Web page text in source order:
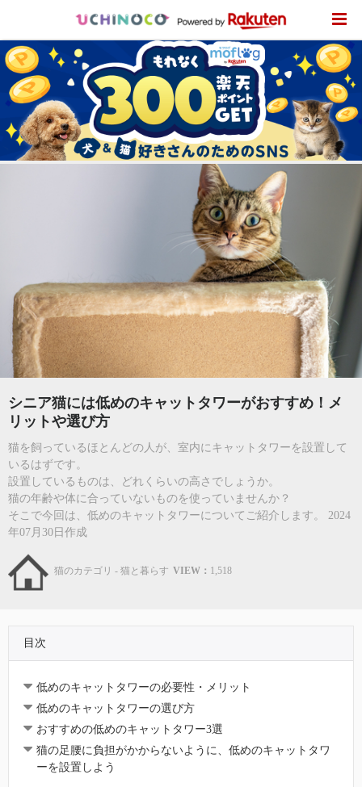
シニア猫には低めのキャットタワーがおすすめ！メ
リットや選び方
猫を飼っているほとんどの人が、室内にキャットタワーを設置して
いるはずです。
設置しているものは、どれくらいの高さでしょうか。
猫の年齢や体に合っていないものを使っていませんか？
そこで今回は、低めのキャットタワーについてご紹介します。 2024
年07月30日作成
猫のカテゴリ - 猫と暮らす VIEW： 1,518
目次
低めのキャットタワーの必要性・メリット
低めのキャットタワーの選び方
おすすめの低めのキャットタワー3選
猫の足腰に負担がかからないように、低めのキャットタワ
ーを設置しよう